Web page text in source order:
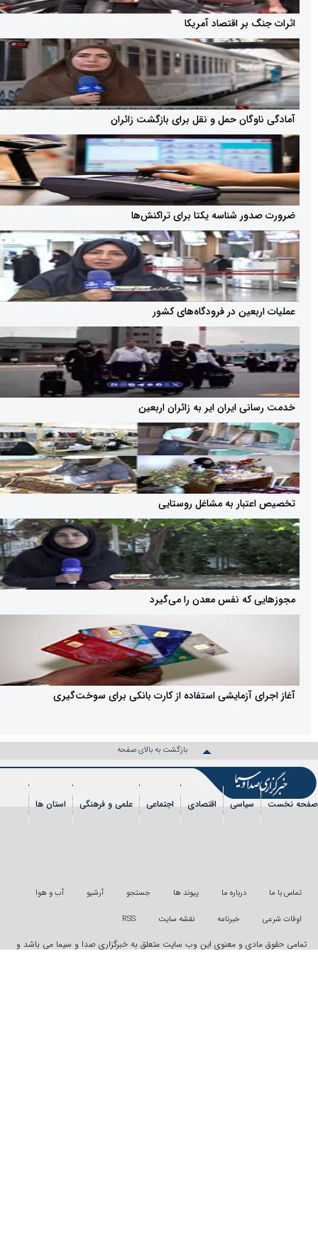
اقتصاد آمریکا
حمل و نقل برای بازگشت زائران
شناسه یکتا برای تراکنش‌ها
در فرودگاه‌های کشور
ایران ایر به زائران اربعین
به مشاغل روستایی
که نفس معدن را می‌گیرد
آزمایشی استفاده از کارت بانکی برای سوخت‌گیری
بازگشت به بالای صفحه
سیاسی اقتصادی اجتماعی علمی و فرهنگی استان ها
درباره ما پیوند ها جستجو آرشیو آب و هوا
خبرنامه نقشه سایت RSS
و معنوی این وب سایت متعلق به خبرگزاری صدا و سیما می باشد و